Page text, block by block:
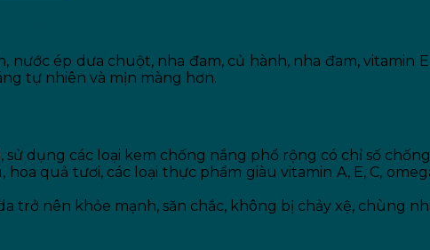
ép dưa chuột, nha đam, củ hành, nha đam, vitamin
tự nhiên và mịn màng hơn.
dụng các loại kem chống nắng phổ rộng có chỉ số
quả tươi, các loại thực phẩm giàu vitamin A, E, C,
trở nên khỏe mạnh, săn chắc, không bị chảy xệ, chùng